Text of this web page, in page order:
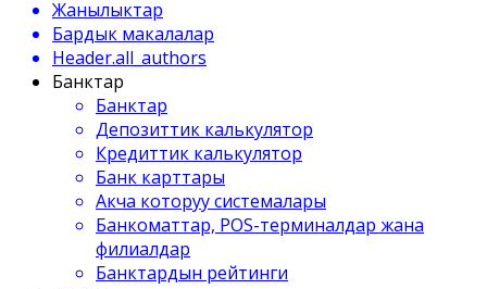
Жанылыктар
Бардык макалалар
Header.all_authors
Банктар
Банктар
Депозиттик калькулятор
Кредиттик калькулятор
Банк карттары
Акча которуу системалары
Банкоматтар, POS-терминалдар жана
филиалдар
Банктардын рейтинги